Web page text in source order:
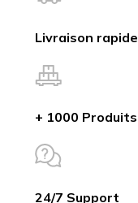
Livraison rapide
+ 1000 Produits
24/7 Support